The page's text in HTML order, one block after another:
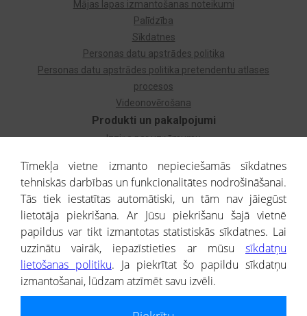
Produkti un pakalpojumi
Izziņa par uzņēmumu
Dzimtas koks
Uzņēmumu atlase
Monitorings
Kredītizziņa par ārvalstu uzņēmumiem
Mājas lapas izmantošanas noteikumi
Palīdzība
Sīkdatnes
Personas datu apstrādes politika
Personas datu apstrādes politika pretendentu atlases
procesos
Videonovērošana
® CREDITREFORM Latvija
SIA
Tīmekļa vietne izmanto nepieciešamās sīkdatnes
tehniskās darbības un funkcionalitātes nodrošināšanai.
Tās tiek iestatītas automātiski, un tām nav jāiegūst
lietotāja piekrišana. Ar Jūsu piekrišanu šajā vietnē
papildus var tikt izmantotas statistiskās sīkdatnes. Lai
uzzinātu vairāk, iepazīstieties ar mūsu sīkdatņu
lietošanas politiku. Ja piekrītat šo papildu sīkdatņu
izmantošanai, lūdzam atzīmēt savu izvēli.